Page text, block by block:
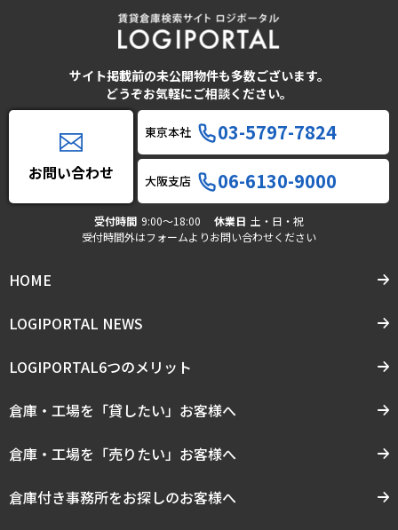
サイト掲載前の未公開物件も多数ございます。
どうぞお気軽にご相談ください。
お問い合わせ
東京本社 03-5797-7824
大阪支店 06-6130-9000
受付時間 9:00〜18:00 休業日 土・日・祝
受付時間外はフォームよりお問い合わせください
HOME
LOGIPORTAL NEWS
LOGIPORTAL6つのメリット
倉庫・工場を「貸したい」お客様へ
倉庫・工場を「売りたい」お客様へ
倉庫付き事務所をお探しのお客様へ